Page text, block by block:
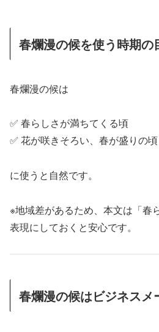
春爛漫の候を使う時期の
春爛漫の候は
✅ 春らしさが満ちてくる頃
✅ 花が咲きそろい、春が盛りの頃
に使うと自然です。
※地域差があるため、本文は「春
表現にしておくと安心です。
春爛漫の候はビジネスメ